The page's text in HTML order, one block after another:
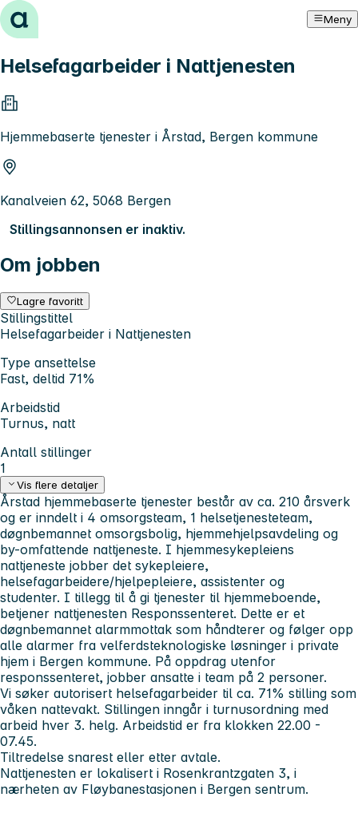
Hopp til innhold Meny
Helsefagarbeider i Nattjenesten
Hjemmebaserte tjenester i Årstad, Bergen kommune
Kanalveien 62, 5068 Bergen
Stillingsannonsen er inaktiv.
Om jobben
Lagre favoritt
Stillingstittel
Helsefagarbeider i Nattjenesten
Type ansettelse
Fast, deltid 71%
Arbeidstid
Turnus, natt
Antall stillinger
1
Vis flere detaljer
Årstad hjemmebaserte tjenester består av ca. 210 årsverk
og er inndelt i 4 omsorgsteam, 1 helsetjenesteteam,
døgnbemannet omsorgsbolig, hjemmehjelpsavdeling og
by-omfattende nattjeneste. I hjemmesykepleiens
nattjeneste jobber det sykepleiere,
helsefagarbeidere/hjelpepleiere, assistenter og
studenter. I tillegg til å gi tjenester til hjemmeboende,
betjener nattjenesten Responssenteret. Dette er et
døgnbemannet alarmmottak som håndterer og følger opp
alle alarmer fra velferdsteknologiske løsninger i private
hjem i Bergen kommune. På oppdrag utenfor
responssenteret, jobber ansatte i team på 2 personer.
Vi søker autorisert helsefagarbeider til ca. 71% stilling som
våken nattevakt. Stillingen inngår i turnusordning med
arbeid hver 3. helg. Arbeidstid er fra klokken 22.00 -
07.45.
Tiltredelse snarest eller etter avtale.
Nattjenesten er lokalisert i Rosenkrantzgaten 3, i
nærheten av Fløybanestasjonen i Bergen sentrum.